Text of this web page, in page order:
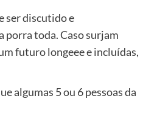
ser discutido e
porra toda. Caso surjam
futuro longeee e incluídas,
algumas 5 ou 6 pessoas da